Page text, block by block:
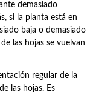
demasiado
si la planta está en
baja o demasiado
las hojas se vuelvan
regular de la
las hojas. Es